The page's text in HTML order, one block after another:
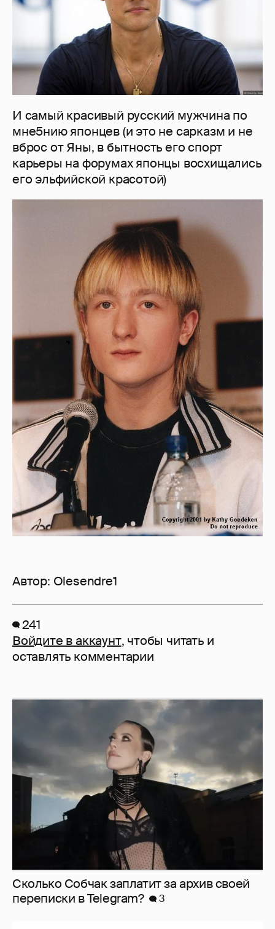
И самый красивый русский мужчина по
мне5нию японцев (и это не сарказм и не
вброс от Яны, в бытность его спорт
карьеры на форумах японцы восхищались
его эльфийской красотой)
Автор: Olesendre1
241
Войдите в аккаунт, чтобы читать и
оставлять комментарии
Сколько Собчак заплатит за архив своей
перeписки в Telegram?
3